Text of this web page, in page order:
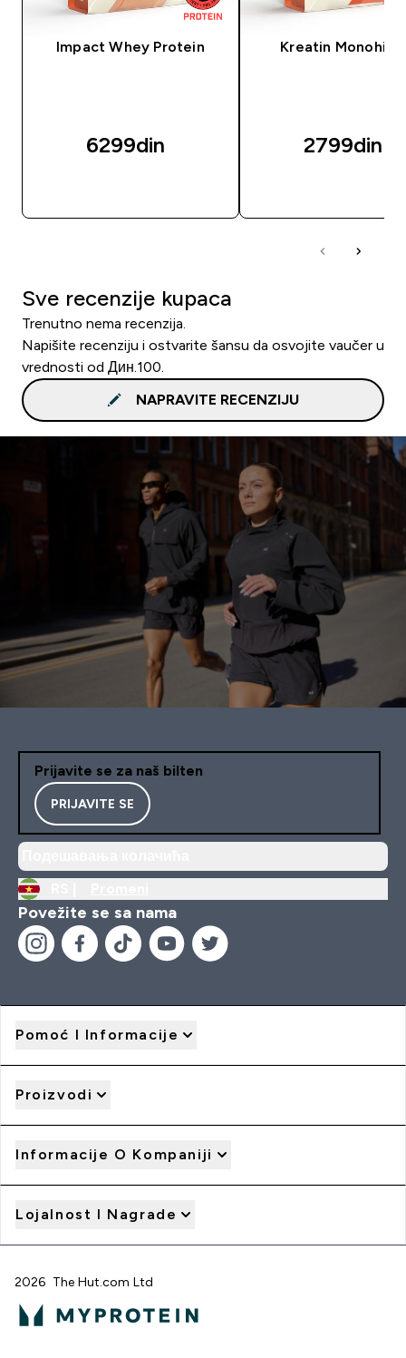
Impact Whey Protein
6299din‎
Kreatin
2799din‎
Sve recenzije kupaca
Trenutno nema recenzija.
Napišite recenziju i ostvarite šansu da osvojite vaučer u
vrednosti od Дин.100.
NAPRAVITE RECENZIJU
Prijavite se za naš bilten
PRIJAVITE SE
Povežite se sa nama
Pomoć I Informacije
Proizvodi
Informacije O Kompaniji
Lojalnost I Nagrade
2026 The Hut.com Ltd